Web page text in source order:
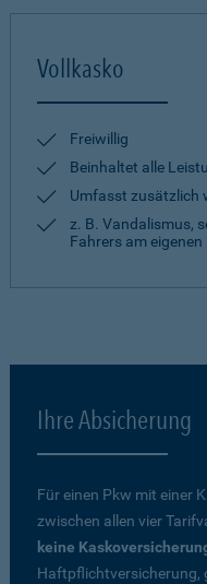
Vollkasko
Freiwillig
Beinhaltet alle
Umfasst zusätzlich
z. B. Vandalismus,
Fahrers am eigenen
Ihre Absicherung
Für einen Pkw mit einer
zwischen allen vier
keine
Haftpflichtversicherung,